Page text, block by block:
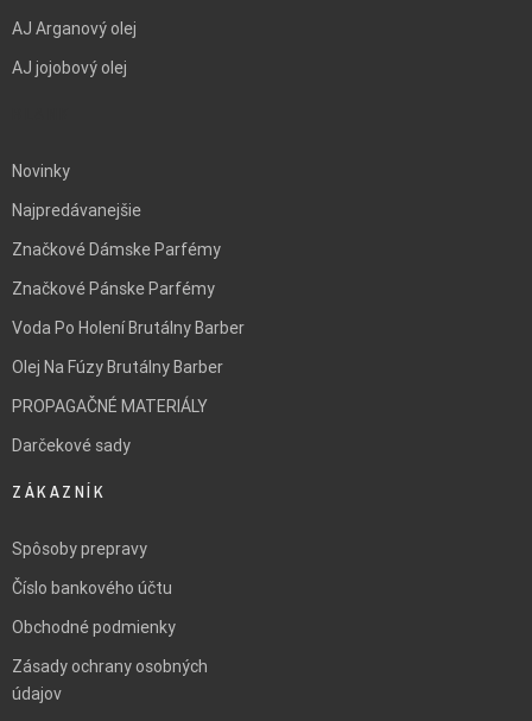
AJ Arganový olej
AJ jojobový olej
Novinky
Najpredávanejšie
Značkové Dámske Parfémy
Značkové Pánske Parfémy
Voda Po Holení Brutálny Barber
Olej Na Fúzy Brutálny Barber
PROPAGAČNÉ MATERIÁLY
Darčekové sady
ZÁKAZNÍK
Spôsoby prepravy
Číslo bankového účtu
Obchodné podmienky
Zásady ochrany osobných
údajov